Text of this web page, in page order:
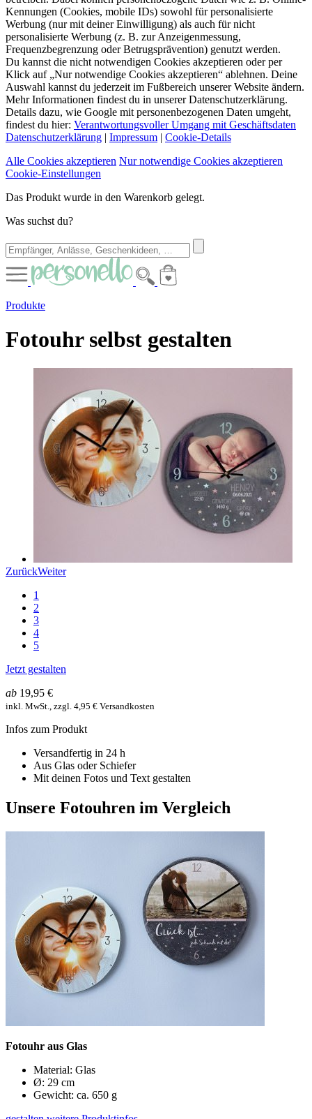
Kennungen (Cookies, mobile IDs) sowohl für personalisierte
Werbung (nur mit deiner Einwilligung) als auch für nicht
personalisierte Werbung (z. B. zur Anzeigenmessung,
Frequenzbegrenzung oder Betrugsprävention) genutzt werden.
Du kannst die nicht notwendigen Cookies akzeptieren oder per
Klick auf „Nur notwendige Cookies akzeptieren“ ablehnen. Deine
Auswahl kannst du jederzeit im Fußbereich unserer Website ändern.
Mehr Informationen findest du in unserer Datenschutzerklärung.
Details dazu, wie Google mit personenbezogenen Daten umgeht,
findest du hier: Verantwortungsvoller Umgang mit Geschäftsdaten
Datenschutzerklärung | Impressum | Cookie-Details
Alle Cookies akzeptieren Nur notwendige Cookies akzeptieren
Cookie-Einstellungen
Das Produkt wurde in den Warenkorb gelegt.
Was suchst du?
Produkte
Fotouhr selbst gestalten
ZurückWeiter
1
2
3
4
5
Jetzt gestalten
ab 19,95 €
inkl. MwSt., zzgl. 4,95 € Versandkosten
Infos zum Produkt
Versandfertig in 24 h
Aus Glas oder Schiefer
Mit deinen Fotos und Text gestalten
Unsere Fotouhren im Vergleich
Fotouhr aus Glas
Material: Glas
Ø: 29 cm
Gewicht: ca. 650 g